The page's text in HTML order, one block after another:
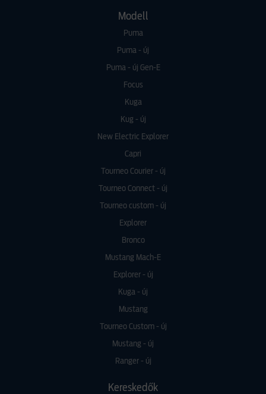
Modell
Puma
Puma - új
Puma - új Gen-E
Focus
Kuga
Kug - új
New Electric Explorer
Capri
Tourneo Courier - új
Tourneo Connect - új
Tourneo custom - új
Explorer
Bronco
Mustang Mach-E
Explorer - új
Kuga - új
Mustang
Tourneo Custom - új
Mustang - új
Ranger - új
Kereskedők